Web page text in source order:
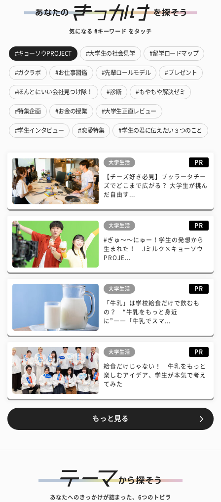
気になる #キーワード をタッチ
#キョーソウPROJECT #大学生の社会見学 #留学ロードマップ
#ガクラボ #お仕事図鑑 #先輩ロールモデル #プレゼント
#ほんとにいい会社見つけ隊！ #診断 #もやもや解決ゼミ
#特集企画 #お金の授業 #大学生正直レビュー
#学生インタビュー #恋愛特集 #学生の君に伝えたい３つのこと
大学生活 PR
【チーズ好き必見】ブッラータチー
ズでどこまで広がる？ 大学生が挑ん
だ自由す...
大学生活 PR
#ぎゅ〜〜にゅー！学生の発想から
生まれた！ Jミルク×キョーソウ
PROJE...
大学生活 PR
「牛乳」は学校給食だけで飲むも
の？ “牛乳をもっと身近
に”――「牛乳でスマ...
大学生活 PR
給食だけじゃない！ 牛乳をもっと
楽しむアイデア、学生が本気で考え
てみた
もっと見る
あなたへのきっかけが詰まった、6つのトビラ